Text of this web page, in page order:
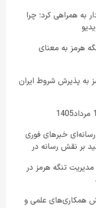
به همراهی کرد؛ چرا
هرمز به معنای
به پذیرش شروط ایران
خبرهای فوری
بر نقش رسانه در
تنگه هرمز در
همکاری‌های علمی و